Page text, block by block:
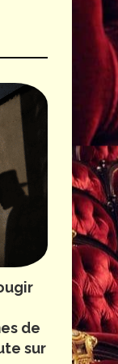
de
sur